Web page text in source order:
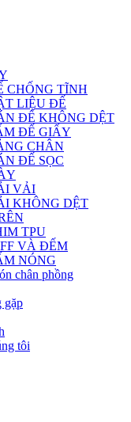
CHỐNG TĨNH
LIỆU ĐẾ
ĐẾ KHÔNG DỆT
ĐẾ GIẤY
CHÂN
ĐẾ SỌC
VẢI
KHÔNG DỆT
TPU
VÀ ĐẾM
NÓNG
chân phồng
gặp
tôi